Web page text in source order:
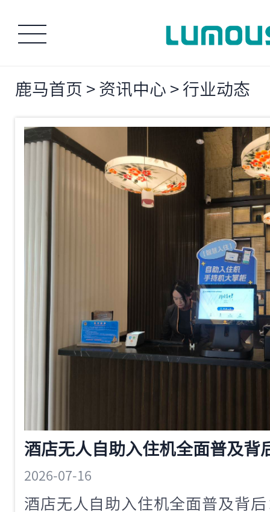
鹿马首页 > 资讯中心 > 行业动态
2026-07-16
酒店无人自助入住机全面普及背